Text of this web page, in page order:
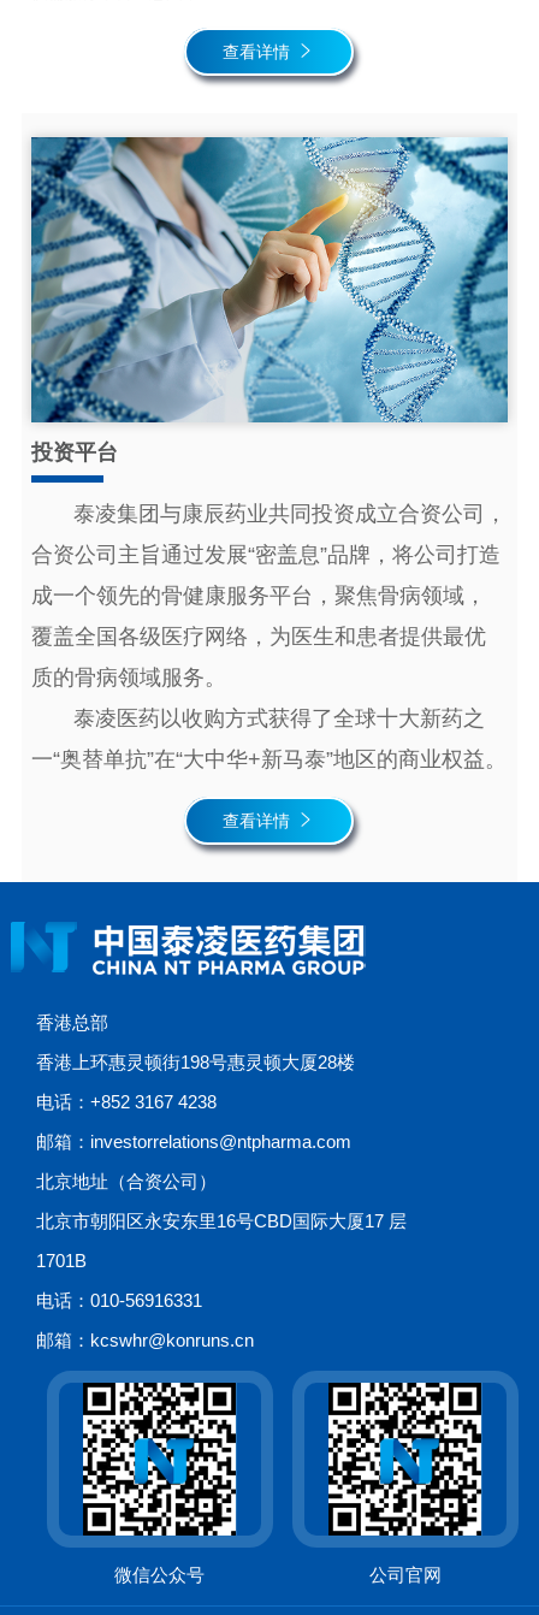
查看详情
投资平台
泰凌集团与康辰药业共同投资成立合资公司，
合资公司主旨通过发展“密盖息”品牌，将公司打造
成一个领先的骨健康服务平台，聚焦骨病领域，
覆盖全国各级医疗网络，为医生和患者提供最优
质的骨病领域服务。
泰凌医药以收购方式获得了全球十大新药之
一“奥替单抗”在“大中华+新马泰”地区的商业权益。
查看详情
香港总部
香港上环惠灵顿街198号惠灵顿大厦28楼
电话：+852 3167 4238
邮箱：investorrelations@ntpharma.com
北京地址（合资公司）
北京市朝阳区永安东里16号CBD国际大厦17 层
1701B
电话：010-56916331
邮箱：kcswhr@konruns.cn
公司官网
微信公众号